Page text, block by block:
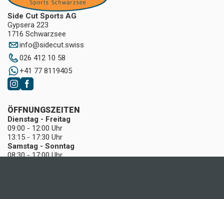
Side Cut Sports AG
Gypsera 223
1716 Schwarzsee
info@sidecut.swiss
026 412 10 58
+41 77 8119405
ÖFFNUNGSZEITEN
Dienstag - Freitag
09:00 - 12:00 Uhr
13:15 - 17:30 Uhr
Samstag - Sonntag
08:30 - 17:00 Uhr